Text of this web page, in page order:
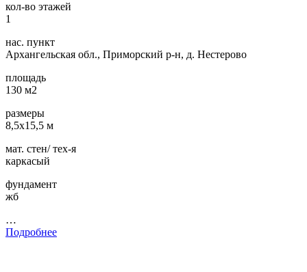
кол-во этажей
1
нас. пункт
Архангельская обл., Приморский р-н, д. Нестерово
площадь
130 м2
размеры
8,5х15,5 м
мат. стен/ тех-я
каркасый
фундамент
жб
…
Подробнее